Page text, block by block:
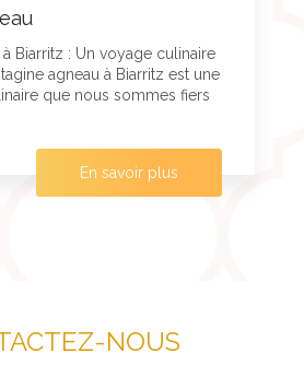
Biarritz : Un voyage culinaire
agneau à Biarritz est une
que nous sommes fiers
En savoir plus
NOUS